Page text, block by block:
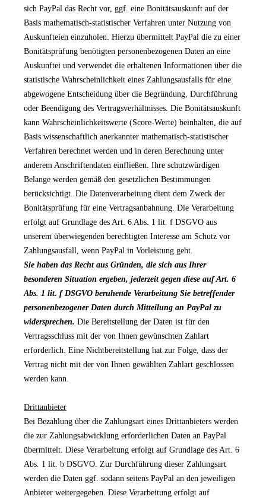
sich PayPal das Recht vor, ggf. eine Bonitätsauskunft auf der
Basis mathematisch-statistischer Verfahren unter Nutzung von
Auskunfteien einzuholen. Hierzu übermittelt PayPal die zu einer
Bonitätsprüfung benötigten personenbezogenen Daten an eine
Auskunftei und verwendet die erhaltenen Informationen über die
statistische Wahrscheinlichkeit eines Zahlungsausfalls für eine
abgewogene Entscheidung über die Begründung, Durchführung
oder Beendigung des Vertragsverhältnisses. Die Bonitätsauskunft
kann Wahrscheinlichkeitswerte (Score-Werte) beinhalten, die auf
Basis wissenschaftlich anerkannter mathematisch-statistischer
Verfahren berechnet werden und in deren Berechnung unter
anderem Anschriftendaten einfließen. Ihre schutzwürdigen
Belange werden gemäß den gesetzlichen Bestimmungen
berücksichtigt. Die Datenverarbeitung dient dem Zweck der
Bonitätsprüfung für eine Vertragsanbahnung. Die Verarbeitung
erfolgt auf Grundlage des Art. 6 Abs. 1 lit. f DSGVO aus
unserem überwiegenden berechtigten Interesse am Schutz vor
Zahlungsausfall, wenn PayPal in Vorleistung geht.
Sie haben das Recht aus Gründen, die sich aus Ihrer
besonderen Situation ergeben, jederzeit gegen diese auf Art. 6
Abs. 1 lit. f DSGVO beruhende Verarbeitung Sie betreffender
personenbezogener Daten durch Mitteilung an PayPal zu
widersprechen. Die Bereitstellung der Daten ist für den
Vertragsschluss mit der von Ihnen gewünschten Zahlart
erforderlich. Eine Nichtbereitstellung hat zur Folge, dass der
Vertrag nicht mit der von Ihnen gewählten Zahlart geschlossen
werden kann.
Drittanbieter
Bei Bezahlung über die Zahlungsart eines Drittanbieters werden
die zur Zahlungsabwicklung erforderlichen Daten an PayPal
übermittelt. Diese Verarbeitung erfolgt auf Grundlage des Art. 6
Abs. 1 lit. b DSGVO. Zur Durchführung dieser Zahlungsart
werden die Daten ggf. sodann seitens PayPal an den jeweiligen
Anbieter weitergegeben. Diese Verarbeitung erfolgt auf